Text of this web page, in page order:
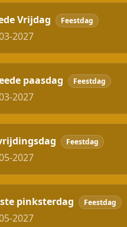
Vrijdag Feestdag
2027
paasdag Feestdag
2027
Feestdag
2027
pinksterdag Feestdag
2027